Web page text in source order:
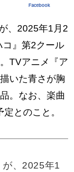
Facebook
、2025年1月2
コ』第2クール
TVアニメ『ア
いた青さが胸
。なお、楽曲
とのこと。
が、2025年1